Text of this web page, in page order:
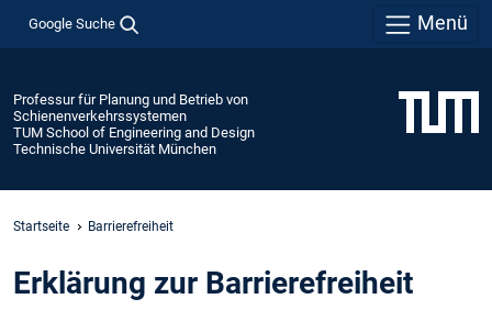
Google Suche Menü
Professur für Planung und Betrieb von
Schienenverkehrssystemen
TUM School of Engineering and Design
Technische Universität München
Startseite Barrierefreiheit
Erklärung zur Barrierefreiheit